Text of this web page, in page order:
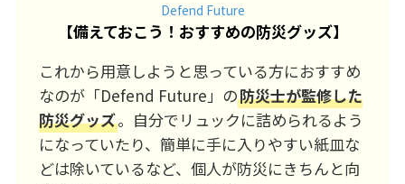
Defend Future
【備えておこう！おすすめの防災グッズ】
これから用意しようと思っている方におすすめ
なのが「Defend Future」の防災士が監修した
防災グッズ。自分でリュックに詰められるよう
になっていたり、簡単に手に入りやすい紙皿な
どは除いているなど、個人が防災にきちんと向